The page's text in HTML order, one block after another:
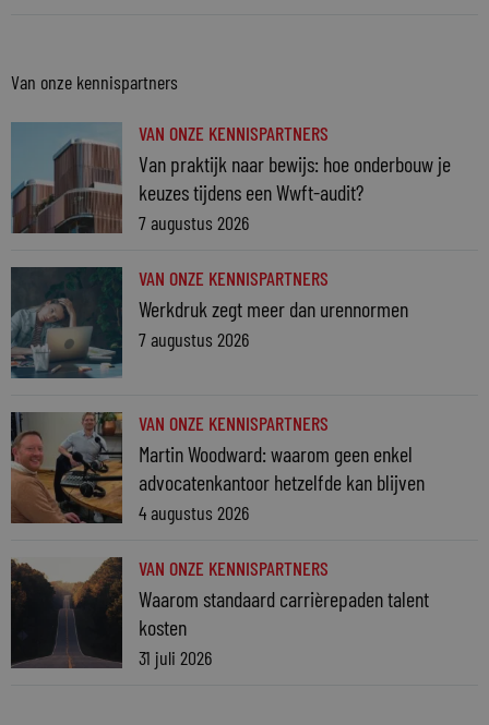
Van onze kennispartners
VAN ONZE KENNISPARTNERS
Van praktijk naar bewijs: hoe onderbouw je
keuzes tijdens een Wwft-audit?
7 augustus 2026
VAN ONZE KENNISPARTNERS
Werkdruk zegt meer dan urennormen
7 augustus 2026
VAN ONZE KENNISPARTNERS
Martin Woodward: waarom geen enkel
advocatenkantoor hetzelfde kan blijven
4 augustus 2026
VAN ONZE KENNISPARTNERS
Waarom standaard carrièrepaden talent
kosten
31 juli 2026